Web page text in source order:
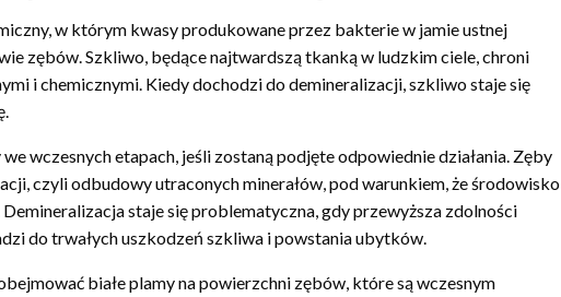
w którym kwasy produkowane przez bakterie w jamie ustnej
zębów. Szkliwo, będące najtwardszą tkanką w ludzkim ciele, chroni
i chemicznymi. Kiedy dochodzi do demineralizacji, szkliwo staje się
wczesnych etapach, jeśli zostaną podjęte odpowiednie działania. Zęby
czyli odbudowy utraconych minerałów, pod warunkiem, że środowisko
staje się problematyczna, gdy przewyższa zdolności
do trwałych uszkodzeń szkliwa i powstania ubytków.
białe plamy na powierzchni zębów, które są wczesnym